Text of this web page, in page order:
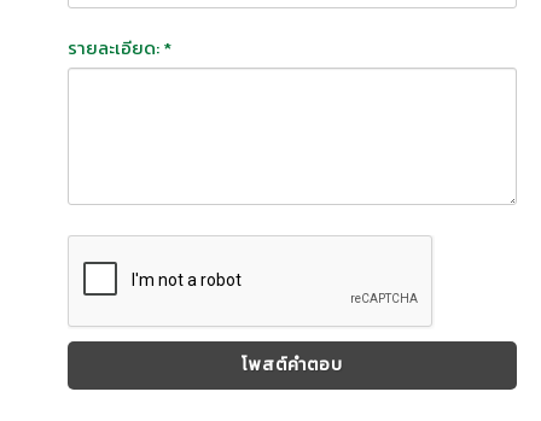
รายละเอียด: *
โพสต์คำตอบ